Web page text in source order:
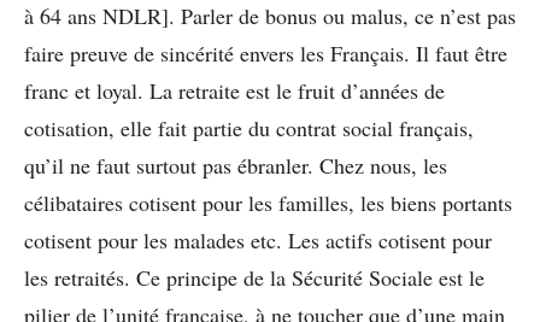
à 64 ans NDLR]. Parler de bonus ou malus, ce n’est pas
faire preuve de sincérité envers les Français. Il faut être
franc et loyal. La retraite est le fruit d’années de
cotisation, elle fait partie du contrat social français,
qu’il ne faut surtout pas ébranler. Chez nous, les
célibataires cotisent pour les familles, les biens portants
cotisent pour les malades etc. Les actifs cotisent pour
les retraités. Ce principe de la Sécurité Sociale est le
pilier de l’unité française, à ne toucher que d’une main